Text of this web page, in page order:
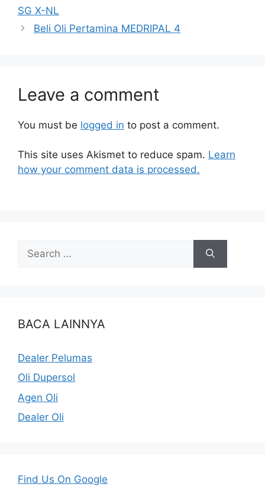
SG X-NL
Beli Oli Pertamina MEDRIPAL 4
Leave a comment
You must be logged in to post a comment.
This site uses Akismet to reduce spam. Learn
how your comment data is processed.
BACA LAINNYA
Dealer Pelumas
Oli Dupersol
Agen Oli
Dealer Oli
Find Us On Google